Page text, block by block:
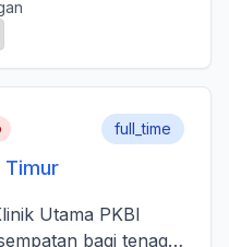
Timur
full_time
bagi tenaga